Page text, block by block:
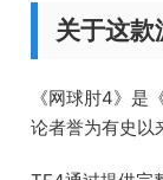
关于这款
《网球肘4》是
论者誉为有史以